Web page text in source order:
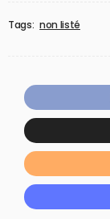
Tags: non listé